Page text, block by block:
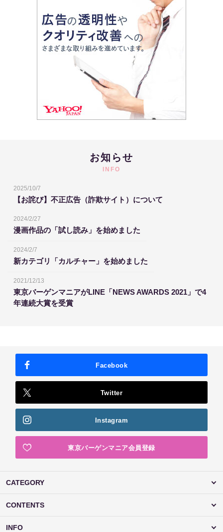
お知らせ
INFO
2025/10/7
【お詫び】不正広告（詐欺サイト）について
2024/2/27
漫画作品の「試し読み」を始めました
2024/2/7
新カテゴリ「カルチャー」を始めました
2021/12/13
東京バーゲンマニアがLINE「NEWS AWARDS 2021」で4
年連続大賞を受賞
Facebook
Twitter
Instagram
東京バーゲンマニア会員登録
CATEGORY
CONTENTS
INFO